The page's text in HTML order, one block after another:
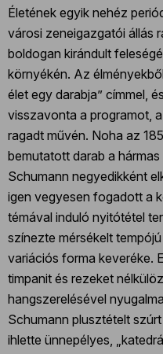
Életének egyik nehéz
városi zeneigazgatói állás
boldogan kirándult
környékén. Az
élet egy darabja” címmel,
visszavonta a programot,
ragadt művén. Noha az
bemutatott darab a
Schumann negyedikként
igen vegyesen fogadott a
témával induló nyitótétel
színezte mérsékelt
variációs forma keveréke.
timpanit és rezeket
hangszerelésével
Schumann plusztételt
ihlette ünnepélyes,